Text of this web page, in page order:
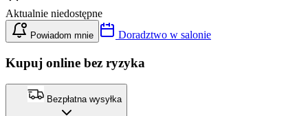
Aktualnie niedostępne
Powiadom mnie Doradztwo w salonie
Kupuj online bez ryzyka
Bezpłatna wysyłka